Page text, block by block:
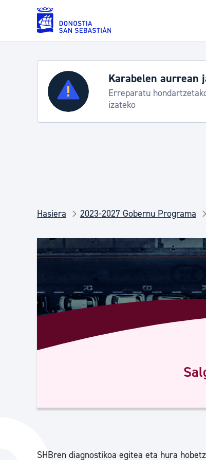
Eduki nagusira joan
Zerbitzuak
Errolda eta gai pertsonalak
Haurrak eta gazteak
Karabelen aurrean
Erreparatu
izateko
Hasiera 2023-2027 Gobernu Programa
SHBren diagnostikoa egitea eta hura